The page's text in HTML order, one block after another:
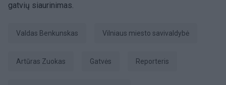
gatvių siaurinimas.
Valdas Benkunskas Vilniaus miesto savivaldybė
Artūras Zuokas gatvės Reporteris